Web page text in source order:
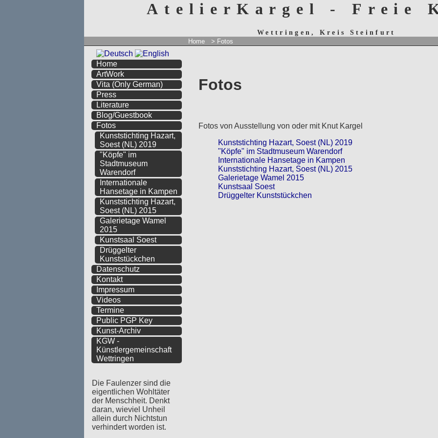
AtelierKargel - Freie
Wettringen, Kreis Steinfurt
Home > Fotos
Fotos
Fotos von Ausstellung von oder mit Knut Kargel
Kunststichting Hazart, Soest (NL) 2019
"Köpfe" im Stadtmuseum Warendorf
Internationale Hansetage in Kampen
Kunststichting Hazart, Soest (NL) 2015
Galerietage Wamel 2015
Kunstsaal Soest
Drüggelter Kunststückchen
Home
ArtWork
Vita (Only German)
Press
Literature
Blog/Guestbook
Fotos
Kunststichting Hazart,
Soest (NL) 2019
"Köpfe" im
Stadtmuseum
Warendorf
Internationale
Hansetage in Kampen
Kunststichting Hazart,
Soest (NL) 2015
Galerietage Wamel
2015
Kunstsaal Soest
Drüggelter
Kunststückchen
Datenschutz
Kontakt
Impressum
Videos
Termine
Public PGP Key
Kunst-Archiv
KGW -
Künstlergemeinschaft
Wettringen
Die Faulenzer sind die
eigentlichen Wohltäter
der Menschheit. Denkt
daran, wieviel Unheil
allein durch Nichtstun
verhindert worden ist.